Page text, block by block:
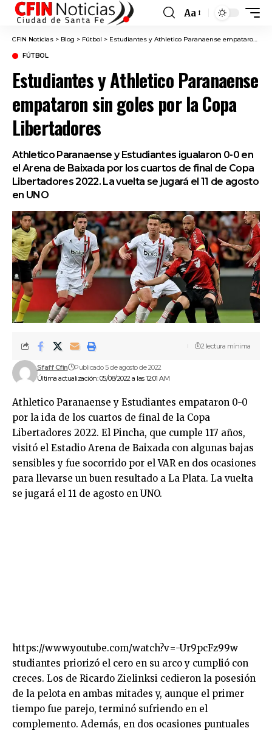
Font
Resizer
Aa
CFIN Noticias > Blog > Fútbol > Estudiantes y Athletico Paranaense empataron sin goles por la Copa Libertadores
FÚTBOL
Estudiantes y Athletico Paranaense
empataron sin goles por la Copa
Libertadores
Athletico Paranaense y Estudiantes igualaron 0-0 en
el Arena de Baixada por los cuartos de final de Copa
Libertadores 2022. La vuelta se jugará el 11 de agosto
en UNO
Última actualización: 05/08/2022 a las 12:01 AM
Sfaff Cfin Publicado 5 de agosto de 2022
2 lectura mínima
Athletico Paranaense y Estudiantes empataron 0-0
por la ida de los cuartos de final de la Copa
Libertadores 2022. El Pincha, que cumple 117 años,
visitó el Estadio Arena de Baixada con algunas bajas
sensibles y fue socorrido por el VAR en dos ocasiones
para llevarse un buen resultado a La Plata. La vuelta
se jugará el 11 de agosto en UNO.
https://www.youtube.com/watch?v=-Ur9pcFz99w
studiantes priorizó el cero en su arco y cumplió con
creces. Los de Ricardo Zielinksi cedieron la posesión
de la pelota en ambas mitades y, aunque el primer
tiempo fue parejo, terminó sufriendo en el
complemento. Además, en dos ocasiones puntuales